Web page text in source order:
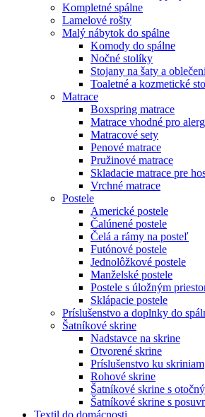
Kompletné spálne
Lamelové rošty
Malý nábytok do spálne
Komody do spálne
Nočné stolíky
Stojany na šaty a
Toaletné a kozmetické
Matrace
Boxspring matrace
Matrace vhodné pro
Matracové sety
Penové matrace
Pružinové matrace
Skladacie matrace pre
Vrchné matrace
Postele
Americké postele
Čalúnené postele
Čelá a rámy na posteľ
Futónové postele
Jednolôžkové postele
Manželské postele
Postele s úložným
Sklápacie postele
Príslušenstvo a doplnky do
Šatníkové skrine
Nadstavce na skrine
Otvorené skrine
Príslušenstvo ku skriniam
Rohové skrine
Šatníkové skrine s
Šatníkové skrine s
Textil do domácnosti